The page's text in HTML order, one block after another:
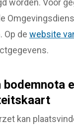
worden. Voor
Op de website
bodemnota
kan